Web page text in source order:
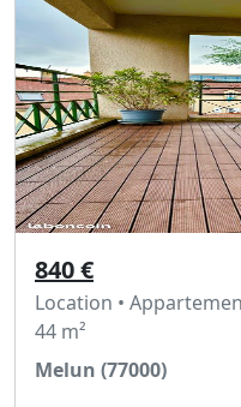
840 €
Location •
44 m²
Melun (77000)